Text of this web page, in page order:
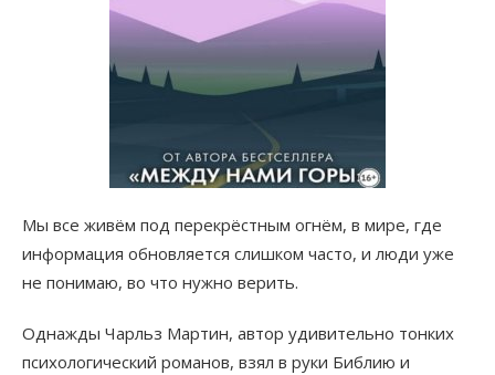
Мы все живём под перекрёстным огнём, в мире, где
информация обновляется слишком часто, и люди уже
не понимаю, во что нужно верить.
Однажды Чарльз Мартин, автор удивительно тонких
психологический романов, взял в руки Библию и